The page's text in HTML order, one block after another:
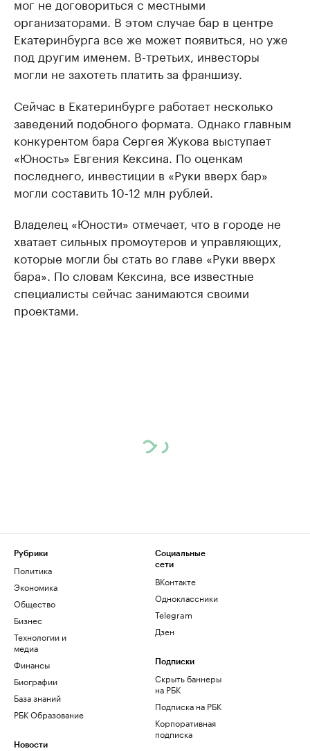
мог не договориться с местными
организаторами. В этом случае бар в центре
Екатеринбурга все же может появиться, но уже
под другим именем. В-третьих, инвесторы
могли не захотеть платить за франшизу.
Сейчас в Екатеринбурге работает несколько
заведений подобного формата. Однако главным
конкурентом бара Сергея Жукова выступает
«Юность» Евгения Кексина. По оценкам
последнего, инвестиции в «Руки вверх бар»
могли составить 10-12 млн рублей.
Владелец «Юности» отмечает, что в городе не
хватает сильных промоутеров и управляющих,
которые могли бы стать во главе «Руки вверх
бара». По словам Кексина, все известные
специалисты сейчас занимаются своими
проектами.
Рубрики
Политика
Экономика
Общество
Бизнес
Технологии и
медиа
Финансы
Биографии
База знаний
РБК Образование
Новости
Социальные
сети
ВКонтакте
Одноклассники
Telegram
Дзен
Подписки
Скрыть баннеры
на РБК
Подписка на РБК
Корпоративная
подписка